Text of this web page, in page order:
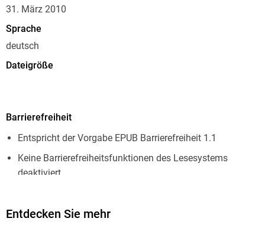
31. März 2010
Sprache
deutsch
Dateigröße
David Hunter, 1
Autor/Autorin
Simon Beckett
Übersetzung
Verlag/Hersteller
Barrierefreiheit
Entspricht der Vorgabe EPUB Barrierefreiheit 1.1
Keine Barrierefreiheitsfunktionen des Lesesystems
deaktiviert
Logische Lesereihenfolge eingehalten
Entdecken Sie mehr